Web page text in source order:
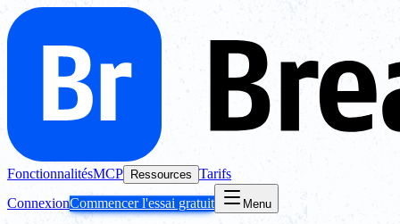
FonctionnalitésMCP Ressources Tarifs
ConnexionCommencer l'essai gratuit Menu